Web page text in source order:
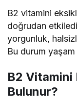
B2 vitamini
doğrudan
yorgunluk,
Bu durum
B2 Vitamini
Bulunur?